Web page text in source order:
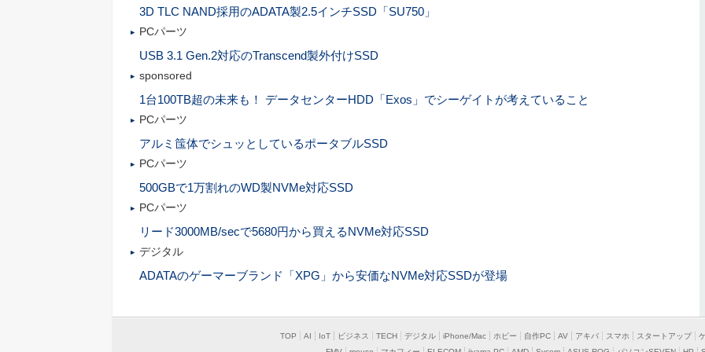
3D TLC NAND採用のADATA製2.5インチSSD「SU750」
PCパーツ
USB 3.1 Gen.2対応のTranscend製外付けSSD
sponsored
1台100TB超の未来も！ データセンターHDD「Exos」でシーゲイトが考えていること
PCパーツ
アルミ筺体でシュッとしているポータブルSSD
PCパーツ
500GBで1万割れのWD製NVMe対応SSD
PCパーツ
リード3000MB/secで5680円から買えるNVMe対応SSD
デジタル
ADATAのゲーマーブランド「XPG」から安価なNVMe対応SSDが登場
TOP AI IoT ビジネス TECH デジタル iPhone/Mac ホビー 自作PC AV アキバ スマホ スタートアップ